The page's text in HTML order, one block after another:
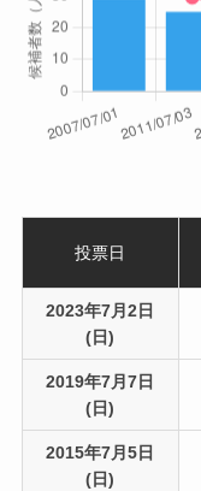
投票日
2023年7月2日
(日)
2019年7月7日
(日)
2015年7月5日
(日)